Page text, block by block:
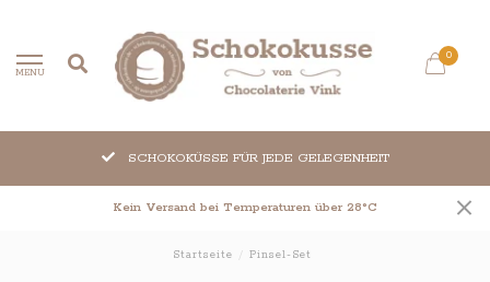
MENU
0
SCHOKOKÜSSE FÜR JEDE GELEGENHEIT
Kein Versand bei Temperaturen über 28°C
Startseite Pinsel-Set